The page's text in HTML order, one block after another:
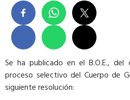
Se ha publicado en el B.O.E.,
proceso selectivo del Cuerpo de
siguiente resolución: